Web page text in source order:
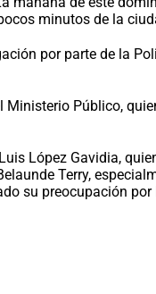
minutos de la
por parte de la
Público,
López Gavidia,
Terry,
su preocupación